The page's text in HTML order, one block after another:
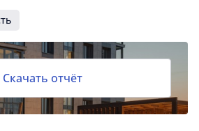
Скачать отчёт